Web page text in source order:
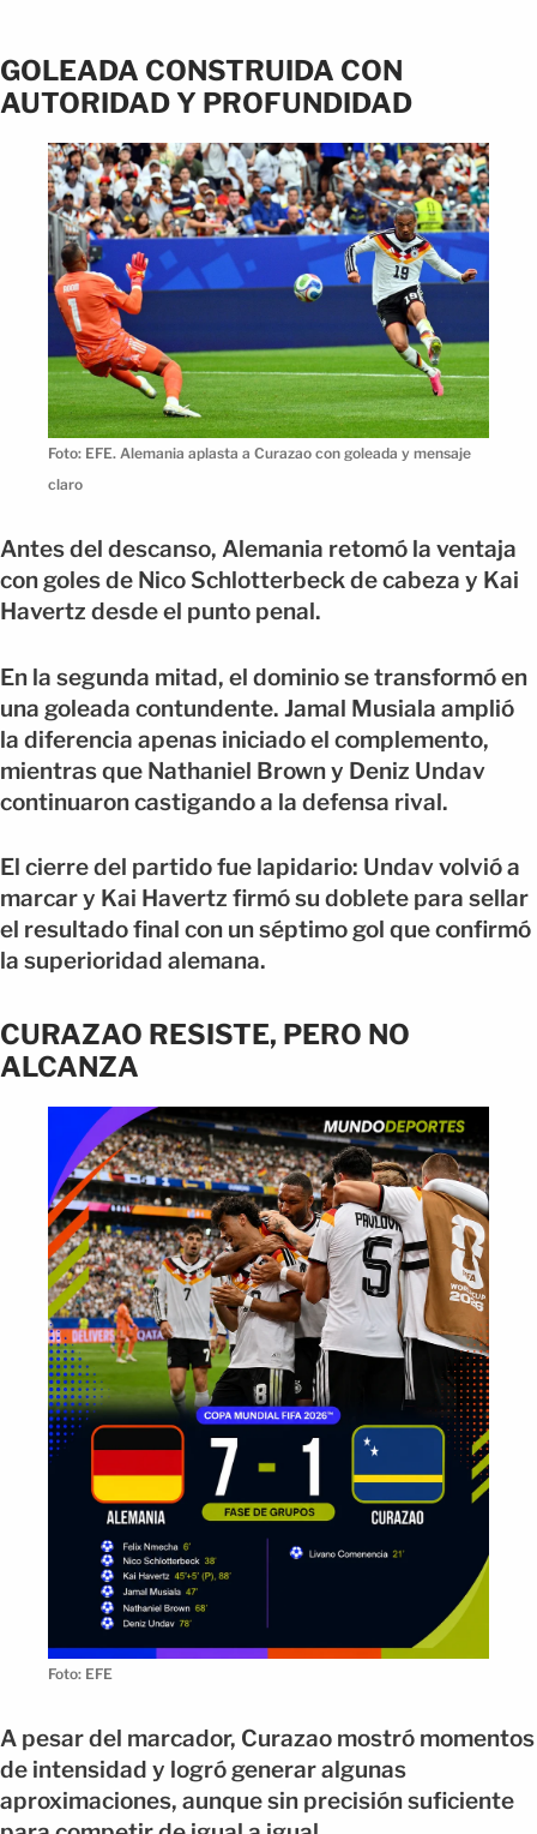
GOLEADA CONSTRUIDA CON
AUTORIDAD Y PROFUNDIDAD
Foto: EFE. Alemania aplasta a Curazao con goleada y mensaje
claro
Antes del descanso, Alemania retomó la ventaja
con goles de Nico Schlotterbeck de cabeza y Kai
Havertz desde el punto penal.
En la segunda mitad, el dominio se transformó en
una goleada contundente. Jamal Musiala amplió
la diferencia apenas iniciado el complemento,
mientras que Nathaniel Brown y Deniz Undav
continuaron castigando a la defensa rival.
El cierre del partido fue lapidario: Undav volvió a
marcar y Kai Havertz firmó su doblete para sellar
el resultado final con un séptimo gol que confirmó
la superioridad alemana.
CURAZAO RESISTE, PERO NO
ALCANZA
Foto: EFE
A pesar del marcador, Curazao mostró momentos
de intensidad y logró generar algunas
aproximaciones, aunque sin precisión suficiente